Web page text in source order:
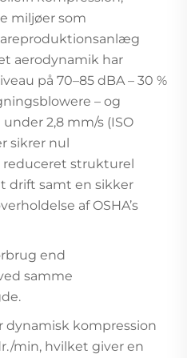
miljøer som
aerodynamik har
på 70–85 dBA – 30 %
– og
2,8 mm/s (ISO
sikrer nul
reduceret strukturel
drift samt en sikker
af OSHA’s
end
samme
kompression
min, hvilket giver en